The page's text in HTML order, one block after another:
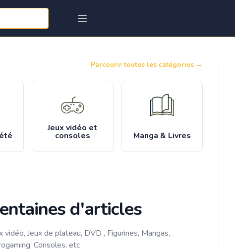
Parcourir toutes les catégories →
Jeux vidéo et
consoles Manga & Livres
d'articles
Jeux de plateau, DVD , Figurines, Mangas,
Consoles, etc